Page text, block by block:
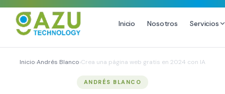
Inicio Nosotros Servicios
Estrategia de Redes Sociales
Diseño Gráfico Profesional
Inicio›Andrés Blanco›Crea una página web gratis en 2024 con IA
ANDRÉS BLANCO